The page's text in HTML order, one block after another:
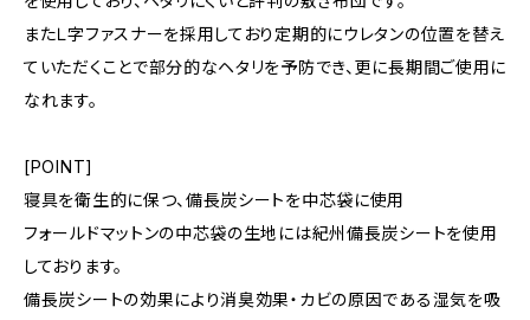
またＬ字ファスナーを採用しており定期的にウレタンの位置を替え
ていただくことで部分的なヘタリを予防でき、更に長期間ご使用に
なれます。
[POINT]
寝具を衛生的に保つ、備長炭シートを中芯袋に使用
フォールドマットンの中芯袋の生地には紀州備長炭シートを使用
しております。
備長炭シートの効果により消臭効果・カビの原因である湿気を吸